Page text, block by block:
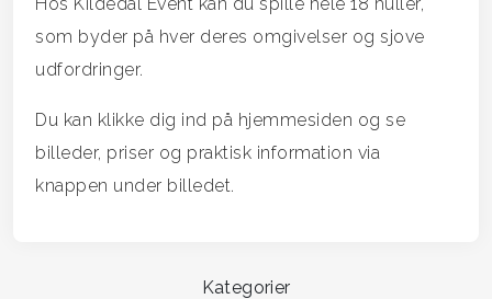
som byder på hver deres omgivelser og sjove
udfordringer.
Du kan klikke dig ind på hjemmesiden og se
billeder, priser og praktisk information via
knappen under billedet.
Kategorier